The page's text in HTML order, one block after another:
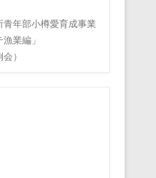
年部小樽愛育成事業
業編」
）